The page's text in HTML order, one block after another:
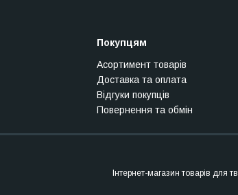
Покупцям
Асортимент товарів
Доставка та оплата
Відгуки покупців
Повернення та обмін